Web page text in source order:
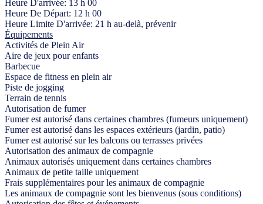
Heure D'arrivée: 13 h 00
Heure De Départ: 12 h 00
Heure Limite D'arrivée: 21 h au-delà, prévenir
Équipements
Activités de Plein Air
Aire de jeux pour enfants
Barbecue
Espace de fitness en plein air
Piste de jogging
Terrain de tennis
Autorisation de fumer
Fumer est autorisé dans certaines chambres (fumeurs uniquement)
Fumer est autorisé dans les espaces extérieurs (jardin, patio)
Fumer est autorisé sur les balcons ou terrasses privées
Autorisation des animaux de compagnie
Animaux autorisés uniquement dans certaines chambres
Animaux de petite taille uniquement
Frais supplémentaires pour les animaux de compagnie
Les animaux de compagnie sont les bienvenus (sous conditions)